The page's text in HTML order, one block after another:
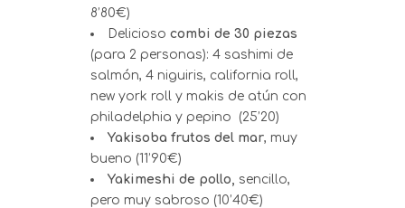
8’80€)
Delicioso combi de 30 piezas
(para 2 personas): 4 sashimi de
salmón, 4 niguiris, california roll,
new york roll y makis de atún con
philadelphia y pepino (25’20)
Yakisoba frutos del mar, muy
bueno (11’90€)
Yakimeshi de pollo, sencillo,
pero muy sabroso (10’40€)